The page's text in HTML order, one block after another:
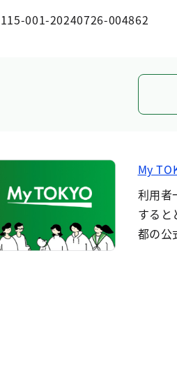
001-20240726-004862
My
利用者
すると
都の公